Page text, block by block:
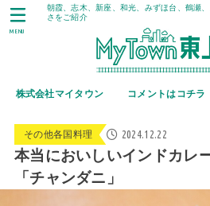
朝霞、志木、新座、和光、みずほ台、鶴瀬
さをご紹介
株式会社マイタウン コメントはコチラ
MENU
その他各国料理 2024.12.22
本当においしいインドカレ
「チャンダニ」